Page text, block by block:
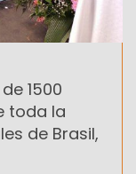
1500
toda la
de Brasil,